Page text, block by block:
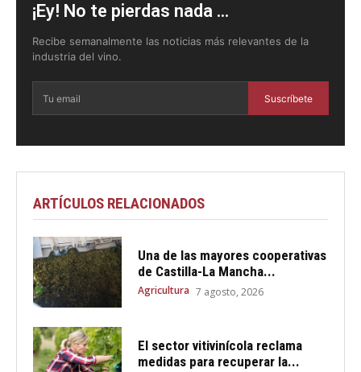
¡Ey! No te pierdas nada ...
Recibe semanalmente las noticias más relevantes de la
industria del vino.
Suscríbete
ARTÍCULOS RELACIONADOS
Una de las mayores cooperativas
de Castilla-La Mancha...
Agricultura 7 agosto, 2026
El sector vitivinícola reclama
medidas para recuperar la...